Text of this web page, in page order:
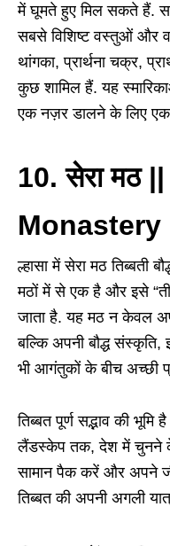
में घूमते हुए मिल सकते हैं.
सबसे विशिष्ट वस्तुओं और
थांगका, प्रार्थना चक्र,
कुछ शामिल हैं. यह
एक नज़र डालने के लिए एक
10. सेरा मठ
Monastery
ल्हासा में सेरा मठ तिब्बती
मठों में से एक है और इसे
जाता है. यह मठ न केवल
बल्कि अपनी बौद्ध
भी आगंतुकों के बीच अच्छी
तिब्बत पूर्ण सद्भाव की
लैंडस्केप तक, देश में चुनने
सामान पैक करें और अपने
तिब्बत की अपनी अगली